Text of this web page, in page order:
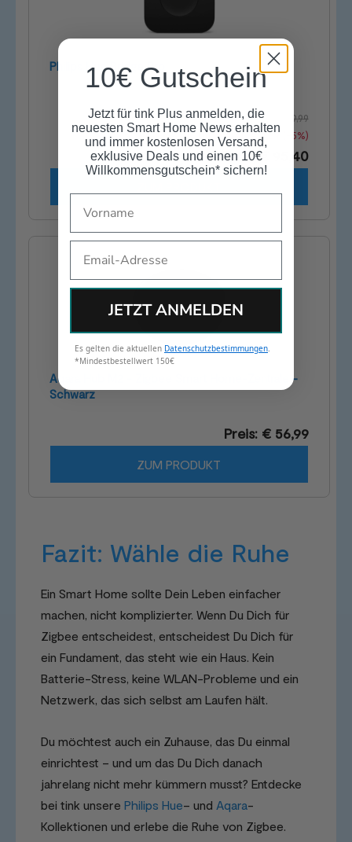
Philips Hue Bridge Pro
Unverb. Preisempf.: € 99,99
Du sparst: € 4,59 (-5%)
Preis: € 95,40
Aqara Hub M2 - Zigbee Smart Home-Zentrale -
Schwarz
Preis: € 56,99
ZUM PRODUKT
Fazit: Wähle die Ruhe
Ein Smart Home sollte Dein Leben einfacher
machen, nicht komplizierter. Wenn Du Dich für
Zigbee entscheidest, entscheidest Du Dich für
ein Fundament, das steht wie ein Haus. Kein
Batterie-Stress, keine WLAN-Probleme und ein
Netzwerk, das sich selbst am Laufen hält.
Du möchtest auch ein Zuhause, das Du einmal
einrichtest – und um das Du Dich danach
jahrelang nicht mehr kümmern musst? Entdecke
bei tink unsere Philips Hue– und Aqara-
Kollektionen und erlebe die Ruhe von Zigbee.
10€ Gutschein
Jetzt für tink Plus anmelden, die
neuesten Smart Home News erhalten
und immer kostenlosen Versand,
exklusive Deals und einen 10€
Willkommensgutschein* sichern!
JETZT ANMELDEN
Es gelten die aktuellen Datenschutzbestimmungen.
*Mindestbestellwert 150€